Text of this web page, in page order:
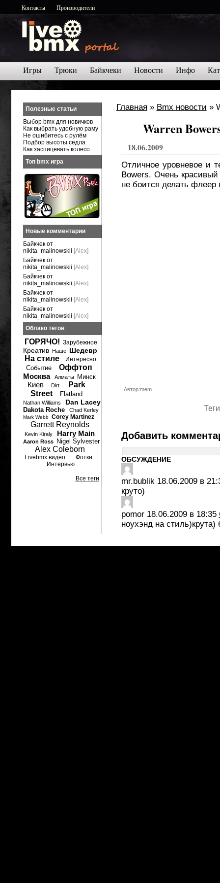
Контакты Производители
Игры Трюки Байкчеки Новости Инфо
Главная » Bmx новости »
Warren
18.06.2009
Отличное уровневое и
Bowers. Очень
не боится делать
Автор:mem
Добавить
ОБСУЖДЕНИЕ
mr.bublik 18.06.2009 в
круто)
pomor 18.06.2009 в 18:35
ноухэнд на
Полезные статьи
Выбор bmx для новичков
Как выбрать удобную раму
Не ошибитесь с рулём
Подбор высоты седла
Как заспицевать колесо
Топ bmx игра
Новые комментарии
Байкчек от
nikita_malinowskii [Alex]
Байкчек от
nikita_malinowskii [Alex]
Байкчек от
nikita_malinowskii [Alex]
Байкчек от
nikita_malinowskii [Alex]
Байкчек от
nikita_malinowskii [Alex]
Облако тегов
ГОРЯЧО! Зарубежное
Креатив Наше Шедевр
На стиле Интересно
Событие
Оффтоп
Москва
Алматы Минск
Киев Dirt
Park
Street
Flatland
Nathan Williams Dan Lacey
Dakota Roche Chad Kerley
Mark Webb Corey Martinez
Garrett Reynolds
Kevin Kiraly Harry Main
Aaron Ross Nigel Sylvester
Alex Coleborn
Livebmx видео
Фотки
Интервью
Все теги